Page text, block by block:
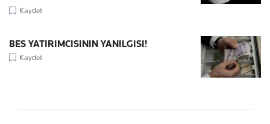
Kaydet
BES YATIRIMCISININ YANILGISI!
Kaydet